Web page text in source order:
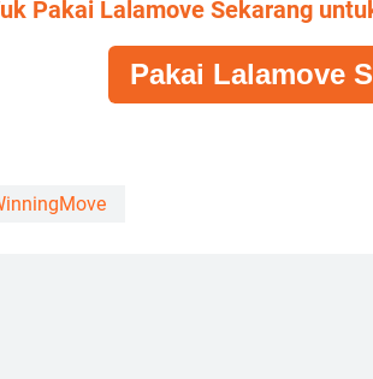
Pakai Lalamove Sekarang
Pakai Lalamove